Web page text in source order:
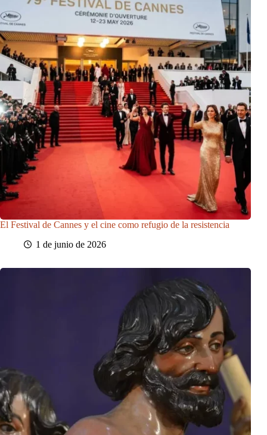
El Festival de Cannes y el cine como refugio de la resistencia
1 de junio de 2026